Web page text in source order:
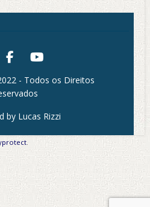
- Todos os Direitos
by Lucas Rizzi
.